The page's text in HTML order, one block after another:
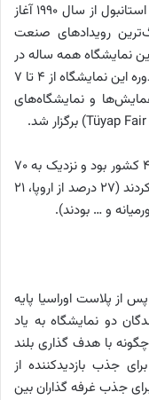
نمایشگاه پلاست اوراسیای استانبول از سال ۱۹۹۰ آغاز
رویدادهای صنعت
نمایشگاه همه ساله در
استانبول ترکیه برگزار می‌شود. سی و سومین دوره این نمایشگاه از ۴ تا ۷
آذر ۱۴۰۳) در مرکز همایش‌ها و نمایشگاه‌های
دوره قبلی نمایشگاه میزبان 1375 شرکت از ۴۳ کشور بود و نزدیک به 70
هزار نفر از بیش از 100 کشور جهان از آن بازدید کردند (27 درصد از اروپا، 21
ایران پلاست حدود 12 سال پس از پلاست اوراسیا پایه
دو نمایشگاه به یاد
چگونه با هدف گذاری بلند
جذب بازدیدکننده از
جذب غرفه گذاران بین